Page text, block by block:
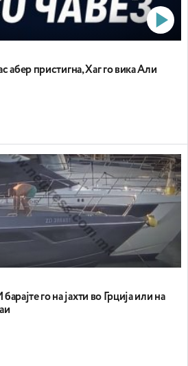
абер пристигна, Хаг го вика Али
го на јахти во Грција или на